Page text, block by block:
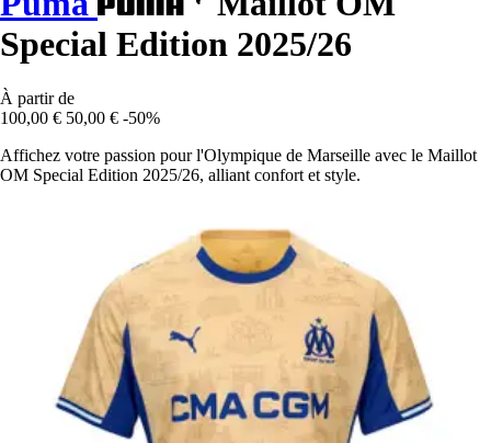
Special Edition 2025/26
À partir de
100,00 € 50,00 € -50%
Affichez votre passion pour l'Olympique de Marseille avec le Maillot
OM Special Edition 2025/26, alliant confort et style.